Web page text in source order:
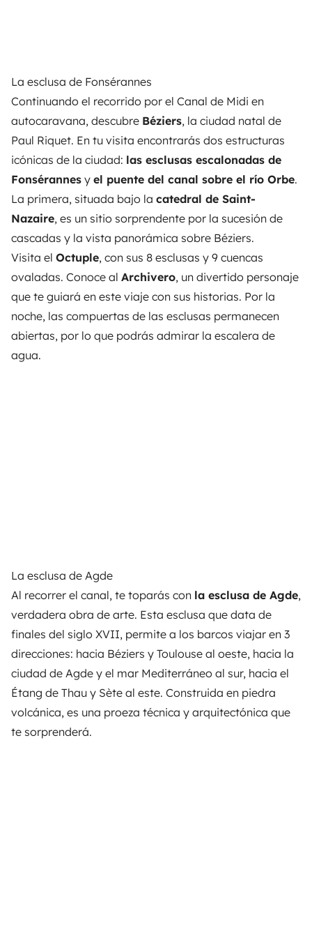
La esclusa de Fonsérannes
Continuando el recorrido por el Canal de Midi en
autocaravana, descubre Béziers, la ciudad natal de
Paul Riquet. En tu visita encontrarás dos estructuras
icónicas de la ciudad: las esclusas escalonadas de
Fonsérannes y el puente del canal sobre el río Orbe.
La primera, situada bajo la catedral de Saint-
Nazaire, es un sitio sorprendente por la sucesión de
cascadas y la vista panorámica sobre Béziers.
Visita el Octuple, con sus 8 esclusas y 9 cuencas
ovaladas. Conoce al Archivero, un divertido personaje
que te guiará en este viaje con sus historias. Por la
noche, las compuertas de las esclusas permanecen
abiertas, por lo que podrás admirar la escalera de
agua.
La esclusa de Agde
Al recorrer el canal, te toparás con la esclusa de Agde,
verdadera obra de arte. Esta esclusa que data de
finales del siglo XVII, permite a los barcos viajar en 3
direcciones: hacia Béziers y Toulouse al oeste, hacia la
ciudad de Agde y el mar Mediterráneo al sur, hacia el
Étang de Thau y Sète al este. Construida en piedra
volcánica, es una proeza técnica y arquitectónica que
te sorprenderá.